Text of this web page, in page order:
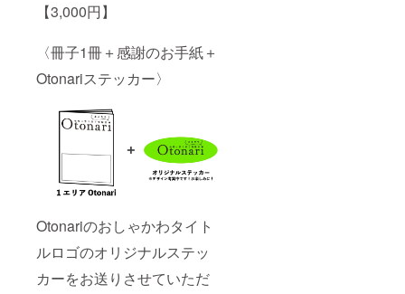
【3,000円】
〈冊子1冊＋感謝のお手紙＋
Otonariステッカー〉
Otonariのおしゃかわタイト
ルロゴのオリジナルステッ
カーをお送りさせていただ